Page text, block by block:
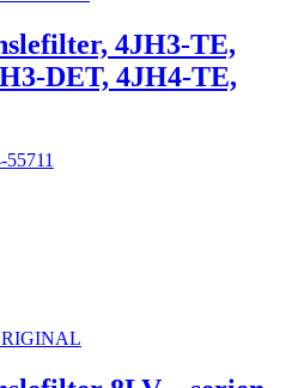
4JH3-TE,
DET, 4JH4-TE,